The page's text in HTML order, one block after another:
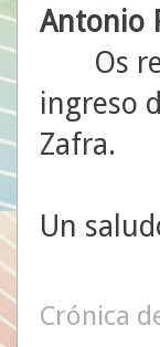
Antonio
Os
ingreso
Zafra.
Un
Crónica